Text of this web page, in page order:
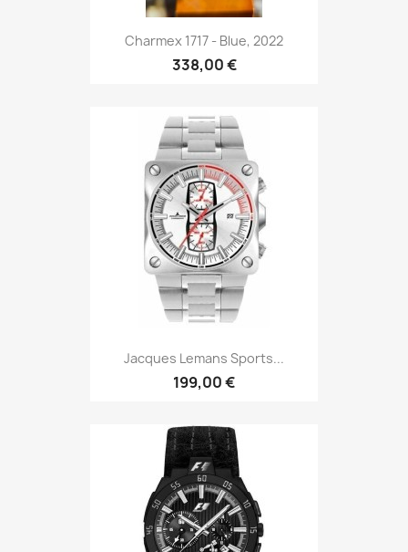
Charmex 1717 - Blue, 2022
338,00 €
Jacques Lemans Sports...
199,00 €